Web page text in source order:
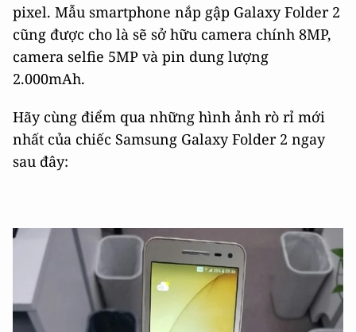
pixel. Mẫu smartphone nắp gập Galaxy Folder 2
cũng được cho là sẽ sở hữu camera chính 8MP,
camera selfie 5MP và pin dung lượng
2.000mAh.
Hãy cùng điểm qua những hình ảnh rò rỉ mới
nhất của chiếc Samsung Galaxy Folder 2 ngay
sau đây: